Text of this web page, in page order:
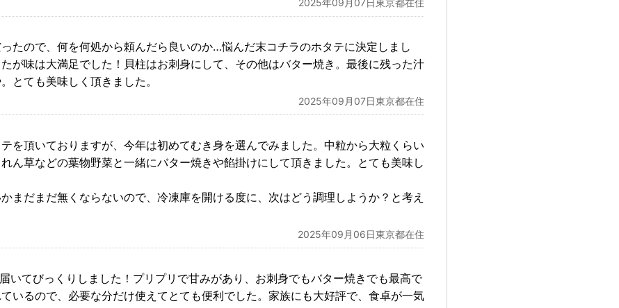
2025年09月07日東京都在住
たので、何を何処から頼んだら良いのか…悩んだ末コチラのホタテに決定しまし
が味は大満足でした！貝柱はお刺身にして、その他はバター焼き。最後に残った汁
とても美味しく頂きました。
2025年09月07日東京都在住
を頂いておりますが、今年は初めてむき身を選んでみました。中粒から大粒くらい
ん草などの葉物野菜と一緒にバター焼きや餡掛けにして頂きました。とても美味し
まだまだ無くならないので、冷凍庫を開ける度に、次はどう調理しようか？と考え
2025年09月06日東京都在住
いてびっくりしました！プリプリで甘みがあり、お刺身でもバター焼きでも最高で
いるので、必要な分だけ使えてとても便利でした。家族にも大好評で、食卓が一気